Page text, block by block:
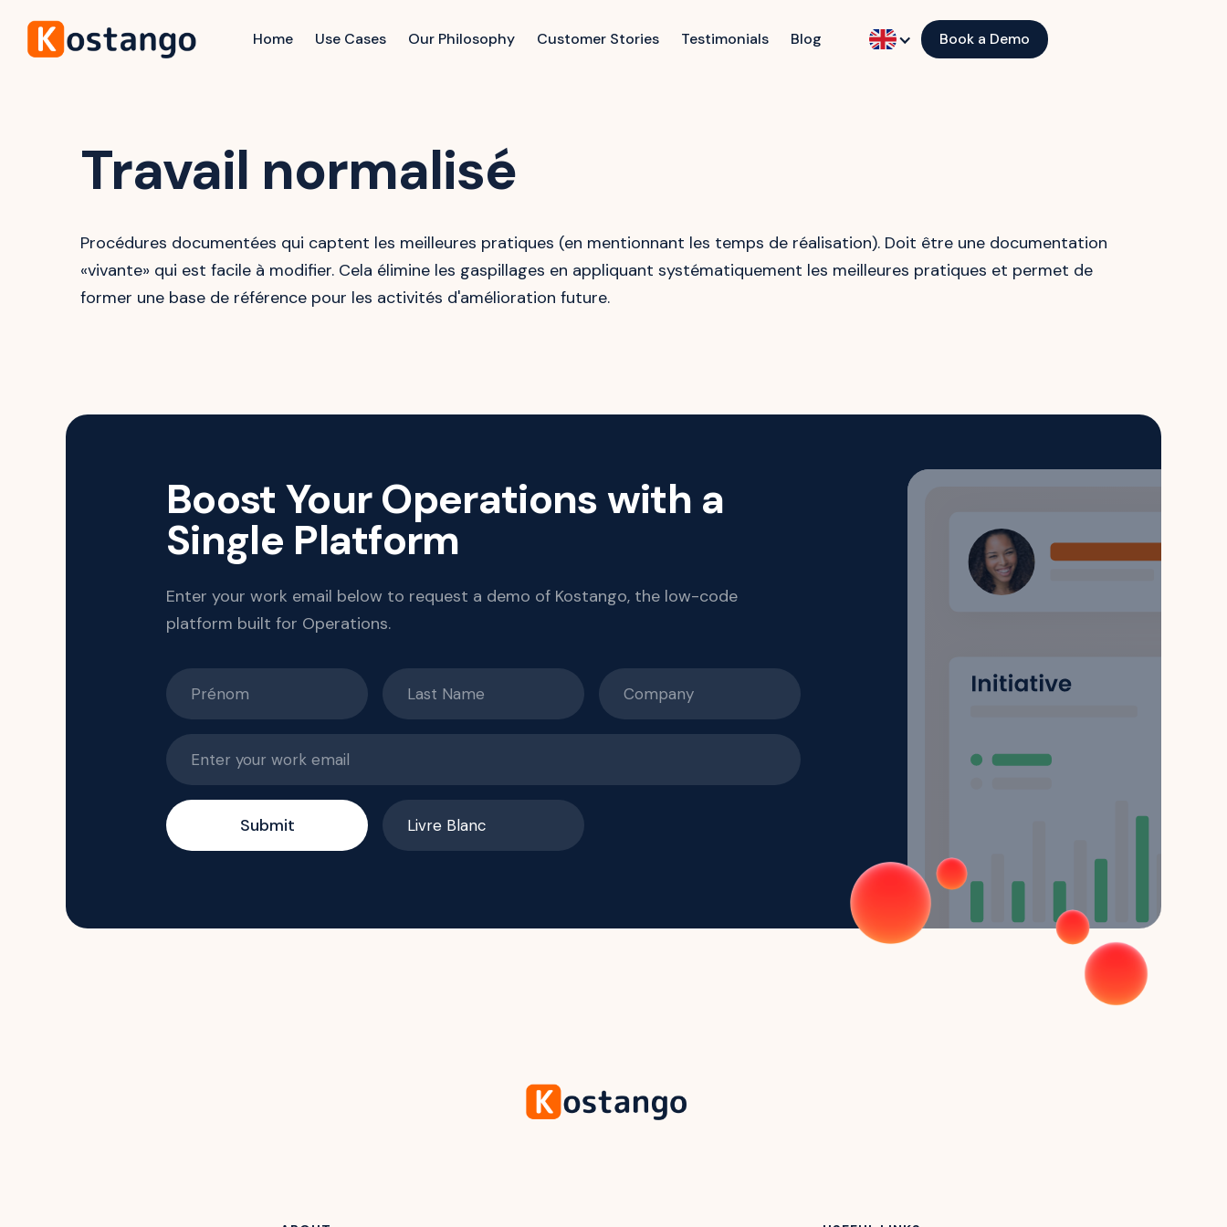
Home Use Cases Our Philosophy Customer Stories Testimonials Blog Book a Demo
Travail normalisé
Procédures documentées qui captent les meilleures pratiques (en mentionnant les temps de réalisation). Doit être une documentation
«vivante» qui est facile à modifier. Cela élimine les gaspillages en appliquant systématiquement les meilleures pratiques et permet de
former une base de référence pour les activités d'amélioration future.
Boost Your Operations with a
Single Platform
Enter your work email below to request a demo of Kostango, the low-code
platform built for Operations.